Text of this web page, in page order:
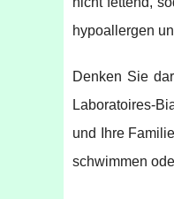
hypoallergen
Denken Sie
Laboratoires-
und Ihre
schwimmen